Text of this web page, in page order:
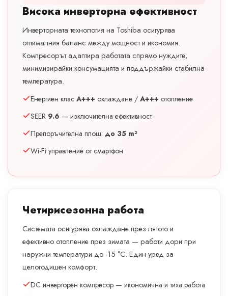
Висока инверторна ефективност
Инверторната технология на Toshiba осигурява
оптималния баланс между мощност и икономия.
Компресорът адаптира работата спрямо нуждите,
минимизирайки консумацията и поддържайки стабилна
температура.
Енергиен клас A+++ охлаждане / A+++ отопление
SEER 9.6 — изключителна ефективност
Препоръчителна площ: до 35 m²
Wi-Fi управление от смартфон
Четирисезонна работа
Системата осигурява охлаждане през лятото и
ефективно отопление през зимата — работи дори при
наружни температури до -15 °C. Един уред за
целогодишен комфорт.
DC инверторен компресор — икономична и тиха работа